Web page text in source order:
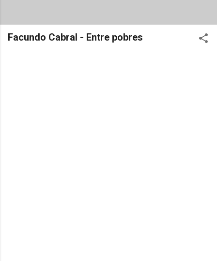
Facundo Cabral - Entre pobres